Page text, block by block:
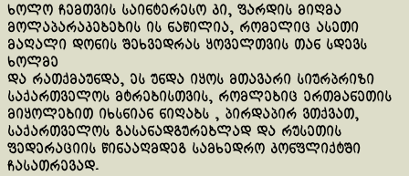
ხოლო ჩემთვის საინტერესო კი, ფარდის მიღმა
მოლაპარაკებების ის ნაწილია, რომელიც ასეთი
მაღალი დონის შეხვედრას ყოველთვის თან სდევს
ხოლმე
და რათქმაუნდა, ეს უნდა იყოს მთავარი სიურპრიზი
საქართველოს მტრებისთვის, რომლებიც ერთმანეთის
მიყოლებით იხსნიან ნიღაბს , პირდაპირ ვთქვათ,
საქართველოს გასანადგურებლად და რუსეთის
ფედერაციის წინააღმდეგ სამხედრო კონფლიქტში
ჩასათრევად.